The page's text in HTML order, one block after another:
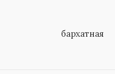
бархатная